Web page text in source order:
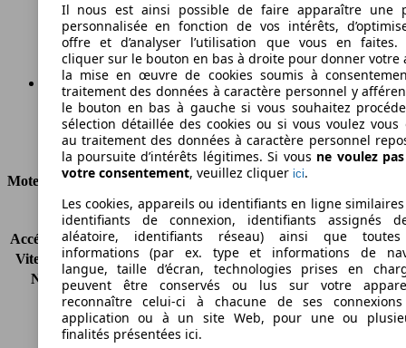
Émissions de CO2 (combinées)*
Ø 5.9 l/100km
Consommation
Moteur et Puissance
KW (CH)
75 kW (102 PS)
Accélération (0-100 km/h) -
Vitesse maximale (km/h)
172 km/h
Nombre de vitesses
5
Couple
175 nm
Cylindrée
999 ccm
Carburant
Essence
Il nous est ainsi possible de faire apparaître une
personnalisée en fonction de vos intérêts,
offre et d’analyser l’utilisation que vous en faites.
cliquer sur le bouton en bas à droite pour donner votre
la mise en œuvre de cookies soumis à
traitement des données à caractère personnel y
le bouton en bas à gauche si vous souhaitez
sélection détaillée des cookies ou si vous voulez vous
au traitement des données à caractère personnel
la poursuite d’intérêts légitimes. Si vous ne voulez
votre consentement, veuillez cliquer ici.
Les cookies, appareils ou identifiants en ligne
identifiants de connexion, identifiants assignés
aléatoire, identifiants réseau) ainsi que
informations (par ex. type et informations de
langue, taille d’écran, technologies prises en
peuvent être conservés ou lus sur votre
reconnaître celui-ci à chacune de ses
application ou à un site Web, pour une ou
finalités présentées ici.